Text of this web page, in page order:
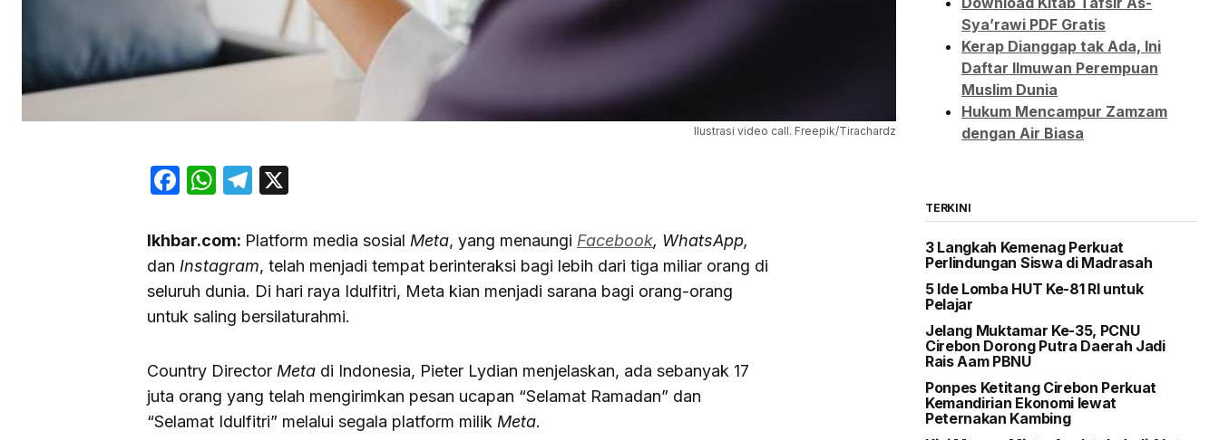
Ilustrasi video call. Freepik/Tirachardz
Facebook
WhatsApp
Telegram
Ikhbar.com: Platform media sosial Meta, yang menaungi Facebook, WhatsApp,
dan Instagram, telah menjadi tempat berinteraksi bagi lebih dari tiga miliar orang di
seluruh dunia. Di hari raya Idulfitri, Meta kian menjadi sarana bagi orang-orang
untuk saling bersilaturahmi.
Country Director Meta di Indonesia, Pieter Lydian menjelaskan, ada sebanyak 17
juta orang yang telah mengirimkan pesan ucapan “Selamat Ramadan” dan
“Selamat Idulfitri” melalui segala platform milik Meta.
Sya’rawi PDF Gratis
Kerap Dianggap tak Ada, Ini
Daftar Ilmuwan Perempuan
Muslim Dunia
Hukum Mencampur Zamzam
dengan Air Biasa
TERKINI
3 Langkah Kemenag Perkuat
Perlindungan Siswa di Madrasah
5 Ide Lomba HUT Ke-81 RI untuk
Pelajar
Jelang Muktamar Ke-35, PCNU
Cirebon Dorong Putra Daerah Jadi
Rais Aam PBNU
Ponpes Ketitang Cirebon Perkuat
Kemandirian Ekonomi lewat
Peternakan Kambing